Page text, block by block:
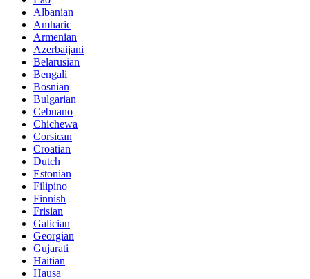
Albanian
Amharic
Armenian
Azerbaijani
Belarusian
Bengali
Bosnian
Bulgarian
Cebuano
Chichewa
Corsican
Croatian
Dutch
Estonian
Filipino
Finnish
Frisian
Galician
Georgian
Gujarati
Haitian
Hausa